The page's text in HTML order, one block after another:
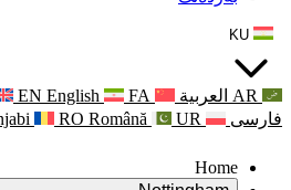
ZH-HANT 繁體中文
EN
PL Polski PA Punjabi اردو